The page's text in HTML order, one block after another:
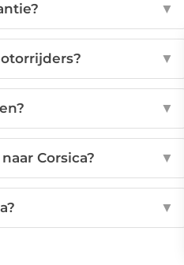
▼
▼
▼
Corsica? ▼
▼